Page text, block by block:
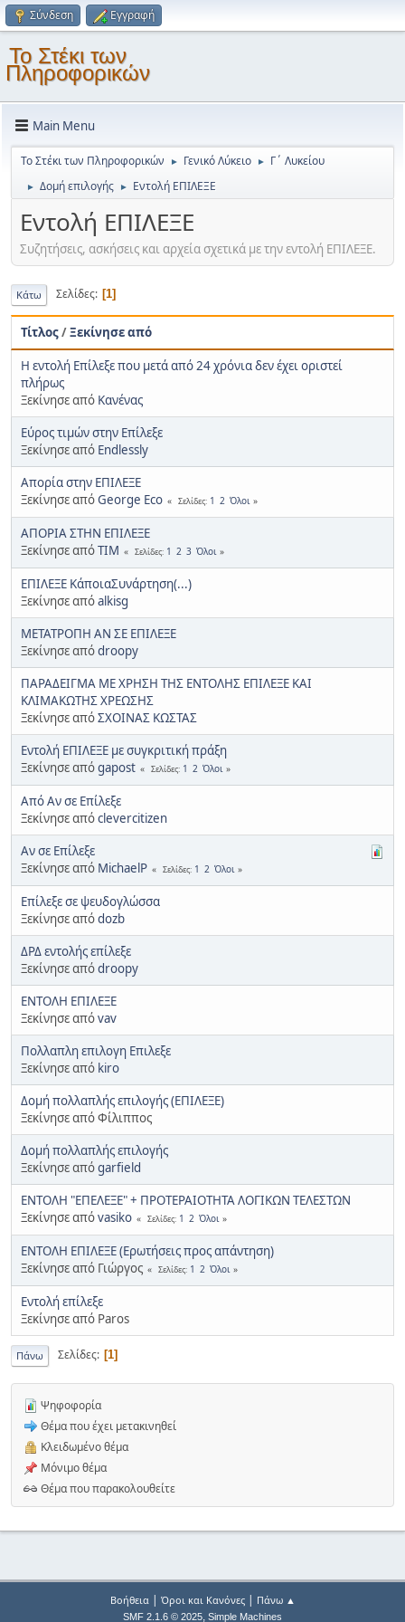
Σύνδεση Εγγραφή
Το Στέκι των
Πληροφορικών
Main Menu
Το Στέκι των Πληροφορικών ► Γενικό Λύκειο ► Γ΄ Λυκείου
► Δομή επιλογής ► Εντολή ΕΠΙΛΕΞΕ
Εντολή ΕΠΙΛΕΞΕ
Συζητήσεις, ασκήσεις και αρχεία σχετικά με την εντολή ΕΠΙΛΕΞΕ.
Κάτω Σελίδες 1
Τίτλος/Ξεκίνησε από
Η εντολή Επίλεξε που μετά από 24 χρόνια δεν έχει οριστεί
πλήρως
Ξεκίνησε από Κανένας
Εύρος τιμών στην Επίλεξε
Ξεκίνησε από Endlessly
Απορία στην ΕΠΙΛΕΞΕ
Ξεκίνησε απόGeorge Eco Σελίδες 1 2 Όλοι
ΑΠΟΡΙΑ ΣΤΗΝ ΕΠΙΛΕΞΕ
Ξεκίνησε απόΤΙΜ Σελίδες 1 2 3 Όλοι
ΕΠΙΛΕΞΕ ΚάποιαΣυνάρτηση(...)
Ξεκίνησε απόalkisg
METATΡΟΠΗ ΑΝ ΣΕ ΕΠΙΛΕΞΕ
Ξεκίνησε απόdroopy
ΠΑΡΑΔΕΙΓΜΑ ΜΕ ΧΡΗΣΗ ΤΗΣ ΕΝΤΟΛΗΣ ΕΠΙΛΕΞΕ ΚΑΙ
ΚΛΙΜΑΚΩΤΗΣ ΧΡΕΩΣΗΣ
Ξεκίνησε απόΣΧΟΙΝΑΣ ΚΩΣΤΑΣ
Εντολή ΕΠΙΛΕΞΕ με συγκριτική πράξη
Ξεκίνησε απόgapost Σελίδες 1 2 Όλοι
Από Αν σε Επίλεξε
Ξεκίνησε απόclevercitizen
Αν σε Επίλεξε
Ξεκίνησε από MichaelP Σελίδες 1 2 Όλοι
Επίλεξε σε ψευδογλώσσα
Ξεκίνησε απόdozb
ΔΡΔ εντολής επίλεξε
Ξεκίνησε απόdroopy
ΕΝΤΟΛΗ ΕΠΙΛΕΞΕ
Ξεκίνησε απόvav
Πολλαπλη επιλογη Επιλεξε
Ξεκίνησε από kiro
Δομή πολλαπλής επιλογής (ΕΠΙΛΕΞΕ)
Ξεκίνησε από Φίλιππος
Δομή πολλαπλής επιλογής
Ξεκίνησε απόgarfield
ΕΝΤΟΛΗ "ΕΠΕΛΕΞΕ" + ΠΡΟΤΕΡΑΙΟΤΗΤΑ ΛΟΓΙΚΩΝ ΤΕΛΕΣΤΩΝ
Ξεκίνησε απόvasiko Σελίδες 1 2 Όλοι
ΕΝΤΟΛΗ ΕΠΙΛΕΞΕ (Ερωτήσεις προς απάντηση)
Ξεκίνησε από Γιώργος
Σελίδες 1 2 Όλοι
Εντολή επίλεξε
Ξεκίνησε από Paros
Πάνω Σελίδες 1
Ψηφοφορία
Θέμα που έχει μετακινηθεί
Κλειδωμένο θέμα
Μόνιμο θέμα
Θέμα που παρακολουθείτε
Βοήθεια| Όροι και Κανόνες| Πάνω ▲
SMF 2.1.6 © 2025, Simple Machines